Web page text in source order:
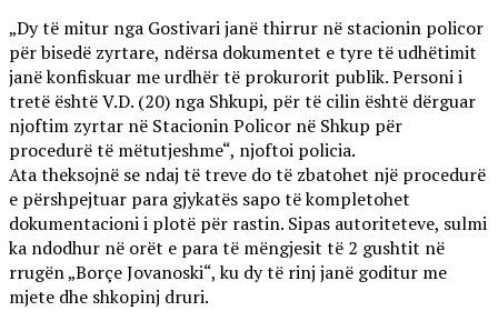
„Dy të mitur nga Gostivari janë thirrur në stacionin policor
për bisedë zyrtare, ndërsa dokumentet e tyre të udhëtimit
janë konfiskuar me urdhër të prokurorit publik. Personi i
tretë është V.D. (20) nga Shkupi, për të cilin është dërguar
njoftim zyrtar në Stacionin Policor në Shkup për
procedurë të mëtutjeshme“, njoftoi policia.
Ata theksojnë se ndaj të treve do të zbatohet një procedurë
e përshpejtuar para gjykatës sapo të kompletohet
dokumentacioni i plotë për rastin. Sipas autoriteteve, sulmi
ka ndodhur në orët e para të mëngjesit të 2 gushtit në
rrugën „Borçe Jovanoski“, ku dy të rinj janë goditur me
mjete dhe shkopinj druri.